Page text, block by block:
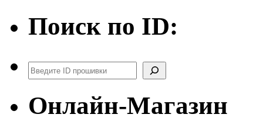
Поиск по ID:
Поиск
Онлайн-Магазин